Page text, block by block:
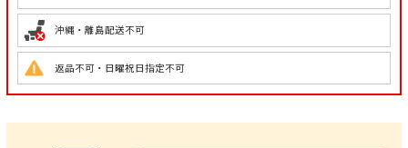
沖縄・離島配送不可
返品不可・日曜祝日指定不可